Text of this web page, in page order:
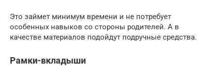
Это займет минимум времени и не потребует
особенных навыков со стороны родителей. А в
качестве материалов подойдут подручные средства.
Рамки-вкладыши